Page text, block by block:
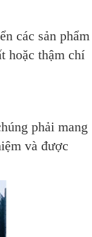
các sản phẩm
hoặc thậm chí
phải mang
và được